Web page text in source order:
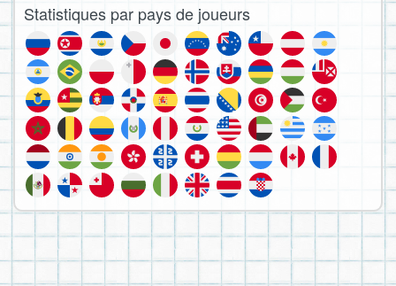
Statistiques par pays de joueurs